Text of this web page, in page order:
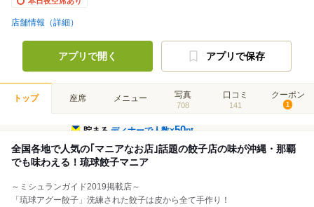
店舗情報（詳細）
アプリで開く アプリで保存
トップ 座席 メニュー 写真
708
口コミ
141
クーポン
1
貯まるディナーで人数×50pt
全国各地で人気の｢マニアなお店｣話題の餃子店の味が沖縄・那覇
でも味わえる！琉球餃子マニア
～ミシュランガイド2019掲載店～
「琉球アグー餃子」洗練された餃子は皮から全て手作り！